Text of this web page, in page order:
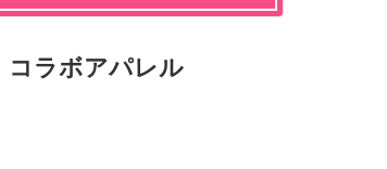
コラボアパレル